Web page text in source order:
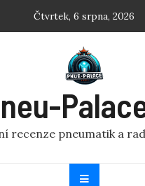
Čtvrtek, 6 srpna, 2026
recenze pneumatik a